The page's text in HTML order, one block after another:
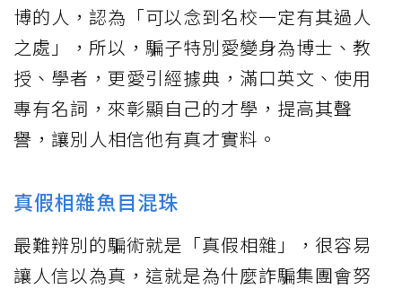
博的人，認為「可以念到名校一定有其過人
之處」，所以，騙子特別愛變身為博士、教
授、學者，更愛引經據典，滿口英文、使用
專有名詞，來彰顯自己的才學，提高其聲
譽，讓別人相信他有真才實料。
真假相雜魚目混珠
最難辨別的騙術就是「真假相雜」，很容易
讓人信以為真，這就是為什麼詐騙集團會努